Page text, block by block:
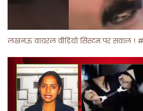
लखनऊ वायरल वीडियो सिस्टम पर सवाल !